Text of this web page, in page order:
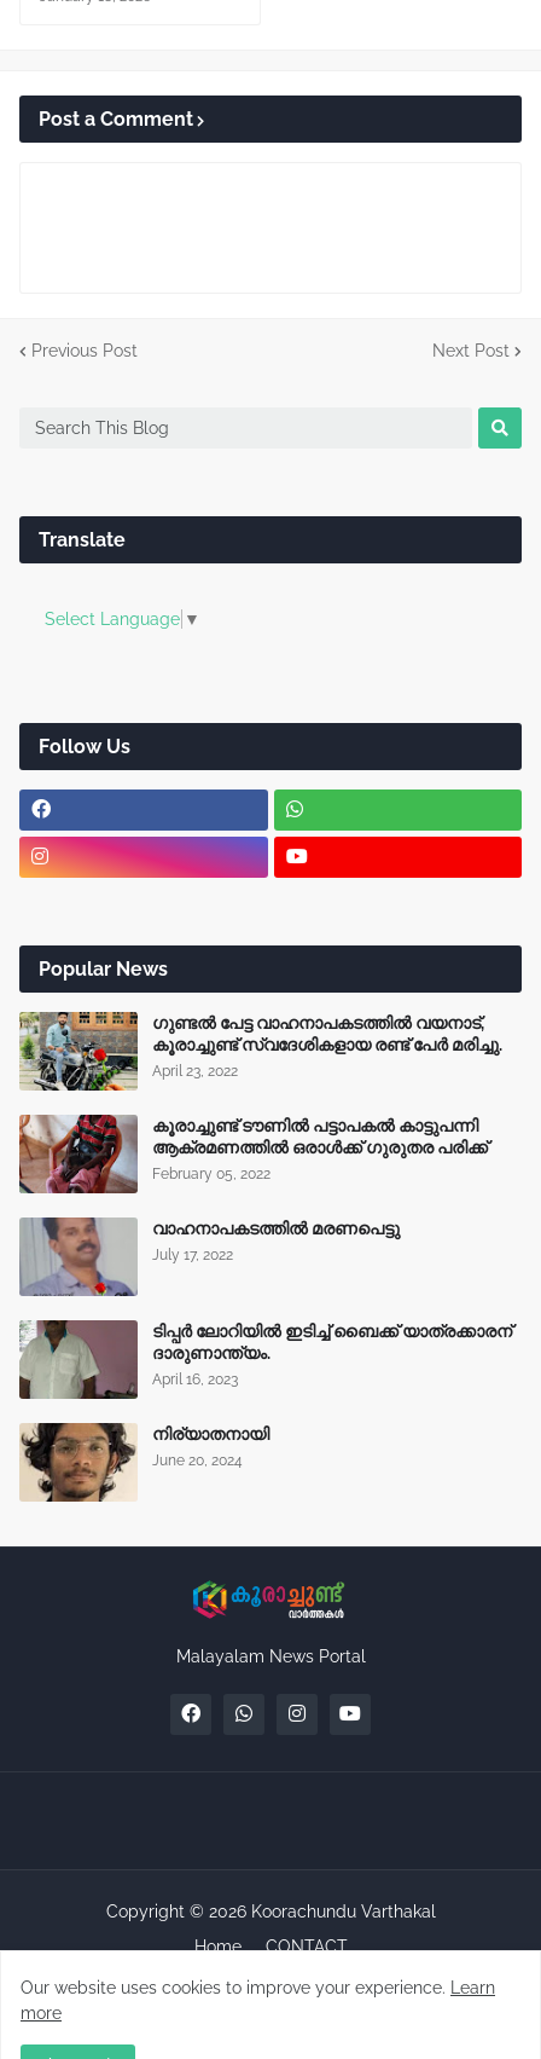
Post a Comment
Previous Post Next Post
Translate
Select Language ▼
Follow Us
Popular News
ഗുണ്ടൽ പേട്ട വാഹനാപകടത്തിൽ വയനാട്,
കൂരാച്ചുണ്ട് സ്വദേശികളായ രണ്ട് പേർ മരിച്ചു.
April 23, 2022
കൂരാച്ചുണ്ട് ടൗണിൽ പട്ടാപകൽ കാട്ടുപന്നി
ആക്രമണത്തിൽ ഒരാൾക്ക് ഗുരുതര പരിക്ക്
February 05, 2022
വാഹനാപകടത്തിൽ മരണപെട്ടു
July 17, 2022
ടിപ്പർ ലോറിയിൽ ഇടിച്ച് ബൈക്ക് യാത്രക്കാരന്
ദാരുണാന്ത്യം.
April 16, 2023
നിര്യാതനായി
June 20, 2024
Malayalam News Portal
Copyright © 2026 Koorachundu Varthakal
Home
CONTACT
Our website uses cookies to improve your experience.
Learn
more